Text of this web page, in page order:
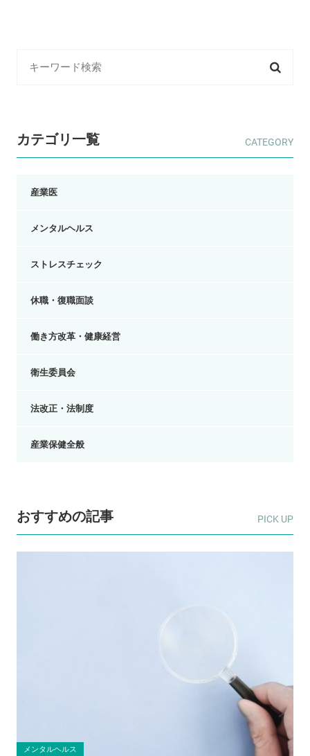
カテゴリ一覧
産業医
メンタルヘルス
ストレスチェック
休職・復職面談
働き方改革・健康経営
衛生委員会
法改正・法制度
産業保健全般
おすすめの記事
メンタルヘルス